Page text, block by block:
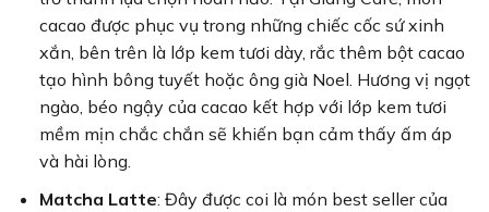
cacao được phục vụ trong những chiếc cốc sứ xinh
xắn, bên trên là lớp kem tươi dày, rắc thêm bột cacao
tạo hình bông tuyết hoặc ông già Noel. Hương vị ngọt
ngào, béo ngậy của cacao kết hợp với lớp kem tươi
mềm mịn chắc chắn sẽ khiến bạn cảm thấy ấm áp
và hài lòng.
Matcha Latte: Đây được coi là món best seller của